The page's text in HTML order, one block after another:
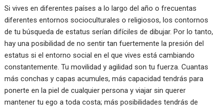
Si vives en diferentes países a lo largo del año o frecuentas
diferentes entornos socioculturales o religiosos, los contornos
de tu búsqueda de estatus serían difíciles de dibujar. Por lo tanto,
hay una posibilidad de no sentir tan fuertemente la presión del
estatus si el entorno social en el que vives está cambiando
constantemente. Tu movilidad y agilidad son tu fuerza. Cuantas
más conchas y capas acumules, más capacidad tendrás para
ponerte en la piel de cualquier persona y viajar sin querer
mantener tu ego a toda costa; más posibilidades tendrás de